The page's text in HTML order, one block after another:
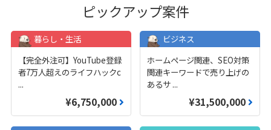
ピックアップ案件
暮らし・生活
【完全外注可】YouTube登録
者7万人超えのライフハックc
...
¥6,750,000
ビジネス
ホームページ関連、SEO対策
関連キーワードで売り上げの
あるサ ...
¥31,500,000